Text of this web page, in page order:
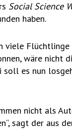
Social Science
haben.
viele
wäre nicht
es nun
nicht als
sagt der aus